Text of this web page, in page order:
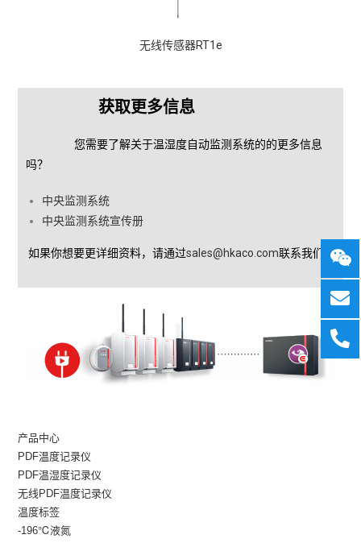
无线传感器RT1e
获取更多信息
您需要了解关于温湿度自动监测系统的的更多信息
吗？
中央监测系统
中央监测系统宣传册
如果你想要更详细资料，请通过sales@hkaco.com联系我们。
产品中心
PDF温度记录仪
PDF温湿度记录仪
无线PDF温度记录仪
温度标签
-196℃液氮